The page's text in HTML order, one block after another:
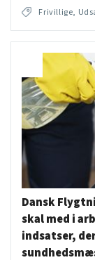
Frivillige,
Dansk
skal med i
indsatser,